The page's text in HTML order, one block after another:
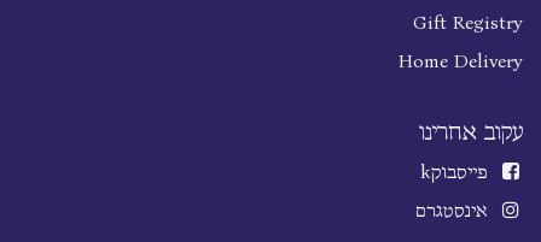
Gift Registry
Home Delivery
עקוב אחרינו
פייסבוקk
אינסטגרם